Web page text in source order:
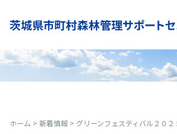
content
ホーム > 新着情報 > グリーンフェスティバル２０